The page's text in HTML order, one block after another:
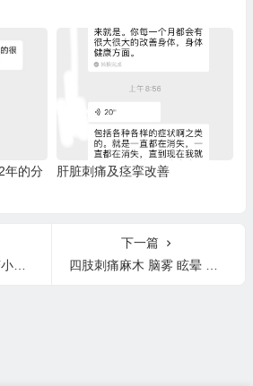
年的分
肝脏刺痛及痉挛改善
好转
下一篇
四肢刺痛麻木 脑雾 眩晕 视觉模糊 偏头痛 慢性疲劳 Ins分享文字